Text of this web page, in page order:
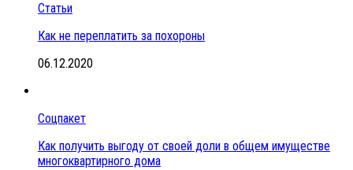
Статьи
Как не переплатить за похороны
06.12.2020
Соцпакет
Как получить выгоду от своей доли в общем имуществе
многоквартирного дома